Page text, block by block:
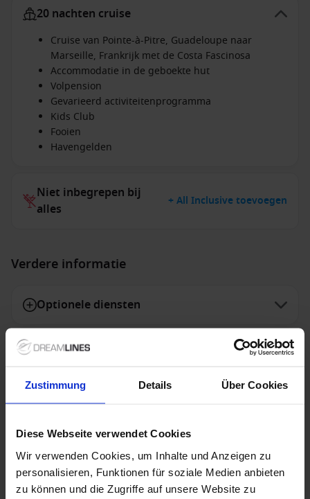
Zustimmung Details Über Cookies
Diese Webseite verwendet Cookies
Wir verwenden Cookies, um Inhalte und Anzeigen zu
personalisieren, Funktionen für soziale Medien anbieten
zu können und die Zugriffe auf unsere Website zu
20 nachten cruise
Cruise van Pointe-à-Pitre, Guadeloupe naar
Marseille, Frankrijk met de Costa Fascinosa
Accommodatie in de geboekte hut
Volpension
Gevarieerd activiteitenprogramma
Kids Club
Fooien
Havengelden
Niet inbegrepen bij
alles
+ All Inclusive toevoegen
Verdere informatie
Optionele diensten
Niet inbegrepen diensten
Speciale aanbiedingen
Costa Cruises - tot € 400 op wintercruises